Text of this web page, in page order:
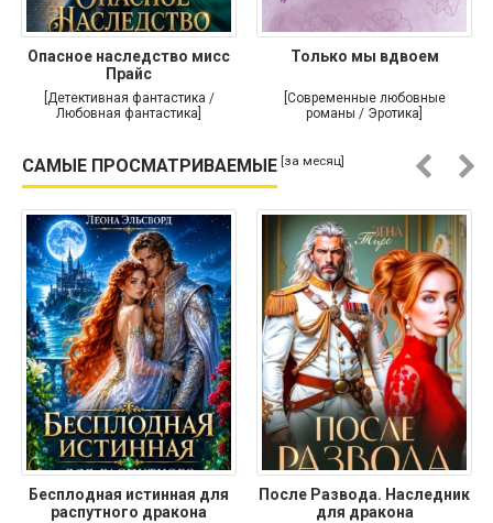
Опасное наследство мисс
Прайс
[Детективная фантастика /
Любовная фантастика]
Только мы вдвоем
[Современные любовные
романы / Эротика]
САМЫЕ ПРОСМАТРИВАЕМЫЕ [за месяц]
Бесплодная истинная для
распутного дракона
После Развода. Наследник
для дракона